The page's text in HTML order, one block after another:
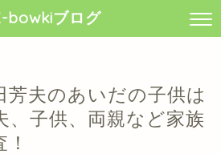
bowkiブログ
芳夫のあいだの子供は
、子供、両親など家族